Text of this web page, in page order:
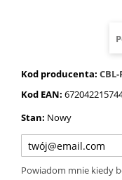
Kod producenta: CBL-
Kod EAN:
Stan: Nowy
Powiadom mnie kiedy